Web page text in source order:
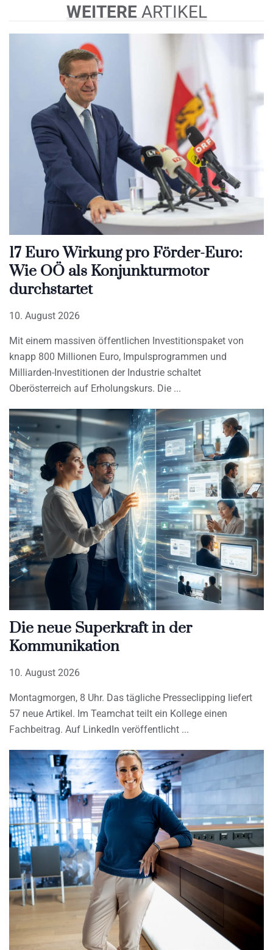
WEITEREARTIKEL
17 Euro Wirkung pro Förder-Euro:
Wie OÖ als Konjunkturmotor
durchstartet
10. August 2026
Mit einem massiven öffentlichen Investitionspaket von
knapp 800 Millionen Euro, Impulsprogrammen und
Milliarden-Investitionen der Industrie schaltet
Oberösterreich auf Erholungskurs. Die
Die neue Superkraft in der
Kommunikation
10. August 2026
Montagmorgen, 8 Uhr. Das tägliche Presseclipping liefert
57 neue Artikel. Im Teamchat teilt ein Kollege einen
Fachbeitrag. Auf LinkedIn veröffentlicht